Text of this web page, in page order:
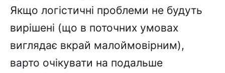
Якщо логістичні проблеми не будуть
вирішені (що в поточних умовах
виглядає вкрай малоймовірним),
варто очікувати на подальше